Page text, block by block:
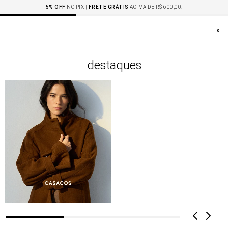
5% OFF NO PIX | FRETE GRÁTIS ACIMA DE R$ 600,00.
0
destaques